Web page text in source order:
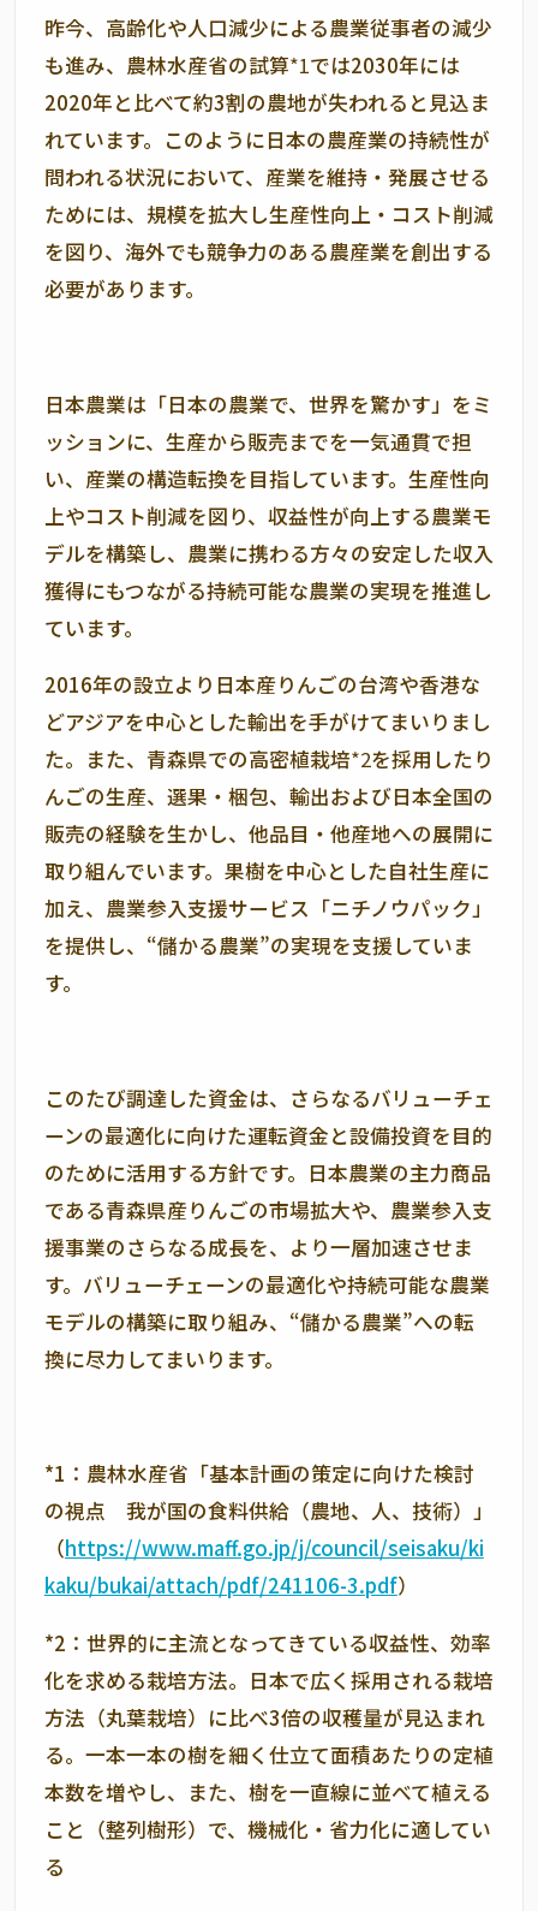
昨今、高齢化や人口減少による農業従事者の減少
も進み、農林水産省の試算*1では2030年には
2020年と比べて約3割の農地が失われると見込ま
れています。このように日本の農産業の持続性が
問われる状況において、産業を維持・発展させる
ためには、規模を拡大し生産性向上・コスト削減
を図り、海外でも競争力のある農産業を創出する
必要があります。
日本農業は「日本の農業で、世界を驚かす」をミ
ッションに、生産から販売までを一気通貫で担
い、産業の構造転換を目指しています。生産性向
上やコスト削減を図り、収益性が向上する農業モ
デルを構築し、農業に携わる方々の安定した収入
獲得にもつながる持続可能な農業の実現を推進し
ています。
2016年の設立より日本産りんごの台湾や香港な
どアジアを中心とした輸出を手がけてまいりまし
た。また、青森県での高密植栽培*2を採用したり
んごの生産、選果・梱包、輸出および日本全国の
販売の経験を生かし、他品目・他産地への展開に
取り組んでいます。果樹を中心とした自社生産に
加え、農業参入支援サービス「ニチノウパック」
を提供し、“儲かる農業”の実現を支援していま
す。
このたび調達した資金は、さらなるバリューチェ
ーンの最適化に向けた運転資金と設備投資を目的
のために活用する方針です。日本農業の主力商品
である青森県産りんごの市場拡大や、農業参入支
援事業のさらなる成長を、より一層加速させま
す。バリューチェーンの最適化や持続可能な農業
モデルの構築に取り組み、“儲かる農業”への転
換に尽力してまいります。
*1：農林水産省「基本計画の策定に向けた検討
の視点 我が国の食料供給（農地、人、技術）」
（https://www.maff.go.jp/j/council/seisaku/ki
kaku/bukai/attach/pdf/241106-3.pdf）
*2：世界的に主流となってきている収益性、効率
化を求める栽培方法。日本で広く採用される栽培
方法（丸葉栽培）に比べ3倍の収穫量が見込まれ
る。一本一本の樹を細く仕立て面積あたりの定植
本数を増やし、また、樹を一直線に並べて植える
こと（整列樹形）で、機械化・省力化に適してい
る